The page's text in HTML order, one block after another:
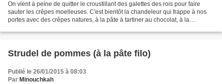
On vient à peine de quitter le croustillant des galettes des rois pour faire
sauter les crêpes moelleuses. C'est bientôt la chandeleur qui frappe à nos
portes avec des crêpes natures, à la pâte à tartiner au chocolat, à la
Strudel de pommes (à la pâte filo)
Publié le 26/01/2015 à 08:03
Par Minouchkah